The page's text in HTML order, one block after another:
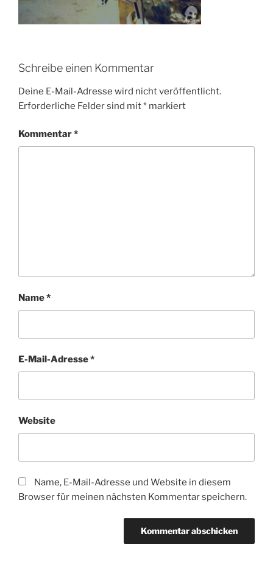
Schreibe einen Kommentar
Deine E-Mail-Adresse wird nicht veröffentlicht.
Erforderliche Felder sind mit* markiert
Kommentar*
Name*
E-Mail-Adresse*
Website
Name, E-Mail-Adresse und Website in diesem
Browser für meinen nächsten Kommentar speichern.